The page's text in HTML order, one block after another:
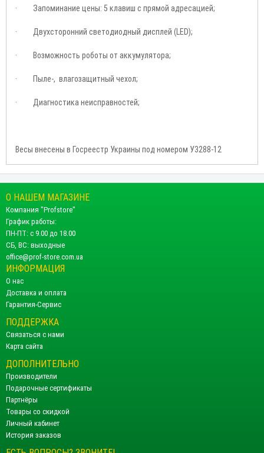
· Запоминание цены: 5 клавиш с прямой адресацией;
· Двухсторонний светодиодный дисплей (LED);
· Возможность роботы от аккумулятора;
· Пыле-, влагозащитный чехол;
· Диагностика неисправностей;
Весы внесены в Госреестр Украины под номером У3288-12
О НАШЕМ МАГАЗИНЕ
Компания "Profstore"
График работы:
ПН-ПТ: с 9.00 до 18.00
СБ, ВС: выходные
office@prof-store.com.ua
ИНФОРМАЦИЯ
О нас
Доставка и оплата
Гарантия-Сервис
ПОДДЕРЖКА
Связаться с нами
Карта сайта
ДОПОЛНИТЕЛЬНО
Производители
Подарочные сертификаты
Партнёры
Товары со скидкой
Личный кабинет
История заказов